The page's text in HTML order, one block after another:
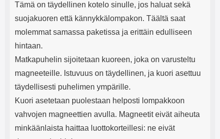
Tämä on täydellinen kotelo sinulle, jos haluat sekä
suojakuoren että kännykkälompakon. Täältä saat
molemmat samassa paketissa ja erittäin edulliseen
hintaan.
Matkapuhelin sijoitetaan kuoreen, joka on varusteltu
magneeteille. Istuvuus on täydellinen, ja kuori asettuu
täydellisesti puhelimen ympärille.
Kuori asetetaan puolestaan helposti lompakkoon
vahvojen magneettien avulla. Magneetit eivät aiheuta
minkäänlaista haittaa luottokorteillesi: ne eivät